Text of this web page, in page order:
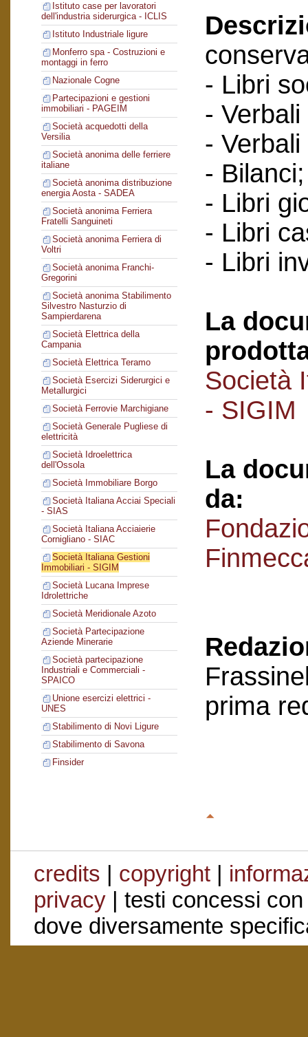
Istituto case per lavoratori
dell'industria siderurgica - ICLIS
Istituto Industriale ligure
Monferro spa - Costruzioni e
montaggi in ferro
Nazionale Cogne
Partecipazioni e gestioni
immobiliari - PAGEIM
Società acquedotti della
Versilia
Società anonima delle ferriere
italiane
Società anonima distribuzione
energia Aosta - SADEA
Società anonima Ferriera
Fratelli Sanguineti
Società anonima Ferriera di
Voltri
Società anonima Franchi-
Gregorini
Società anonima Stabilimento
Silvestro Nasturzio di
Sampierdarena
Società Elettrica della
Campania
Società Elettrica Teramo
Società Esercizi Siderurgici e
Metallurgici
Società Ferrovie Marchigiane
Società Generale Pugliese di
elettricità
Società Idroelettrica
dell'Ossola
Società Immobiliare Borgo
Società Italiana Acciai Speciali
- SIAS
Società Italiana Acciaierie
Cornigliano - SIAC
Società Italiana Gestioni
Immobiliari - SIGIM
Società Lucana Imprese
Idrolettriche
Società Meridionale Azoto
Società Partecipazione
Aziende Minerarie
Società partecipazione
Industriali e Commerciali -
SPAICO
Unione esercizi elettrici -
UNES
Stabilimento di Novi Ligure
Stabilimento di Savona
Finsider
- Libri
-
-
- Bilanci;
- Libri
- Libri
- Libri
La
Società
- SIGIM
La
da:
prima
credits | copyright|
privacy| testi concessi
dove diversamente